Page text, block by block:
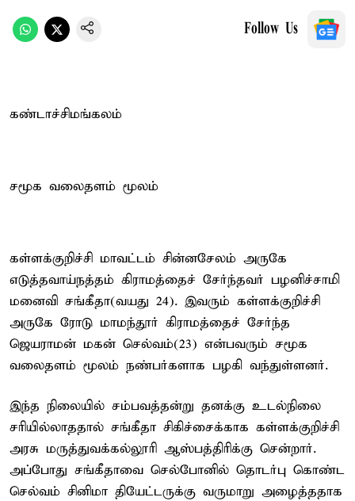
Follow Us
கண்டாச்சிமங்கலம்
சமூக வலைதளம் மூலம்
கள்ளக்குறிச்சி மாவட்டம் சின்னசேலம் அருகே
எடுத்தவாய்நத்தம் கிராமத்தைச் சேர்ந்தவர் பழனிச்சாமி
மனைவி சங்கீதா(வயது 24). இவரும் கள்ளக்குறிச்சி
அருகே ரோடு மாமந்தூர் கிராமத்தைச் சேர்ந்த
ஜெயராமன் மகன் செல்வம்(23) என்பவரும் சமூக
வலைதளம் மூலம் நண்பர்களாக பழகி வந்துள்ளனர்.
இந்த நிலையில் சம்பவத்தன்று தனக்கு உடல்நிலை
சரியில்லாததால் சங்கீதா சிகிச்சைக்காக கள்ளக்குறிச்சி
அரசு மருத்துவக்கல்லூரி ஆஸ்பத்திரிக்கு சென்றார்.
அப்போது சங்கீதாவை செல்போனில் தொடர்பு கொண்ட
செல்வம் சினிமா தியேட்டருக்கு வருமாறு அழைத்ததாக